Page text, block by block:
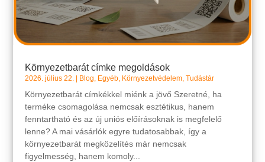
Környezetbarát címke megoldások
2026. július 22. Blog, Egyéb, Környezetvédelem,Tudástár
Környezetbarát címkékkel miénk a jövő Szeretné, ha
terméke csomagolása nemcsak esztétikus, hanem
fenntartható és az új uniós előírásoknak is megfelelő
lenne? A mai vásárlók egyre tudatosabbak, így a
környezetbarát megközelítés már nemcsak
figyelmesség, hanem komoly...